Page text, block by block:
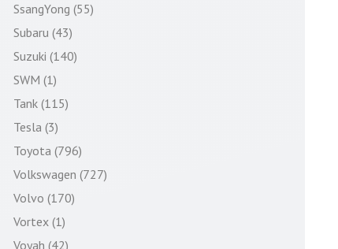
SsangYong (55)
Subaru (43)
Suzuki (140)
SWM (1)
Tank (115)
Tesla (3)
Toyota (796)
Volkswagen (727)
Volvo (170)
Vortex (1)
Voyah (42)